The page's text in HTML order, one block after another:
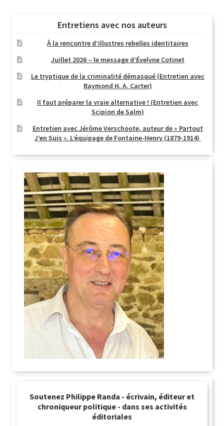
Entretiens avec nos auteurs
À la rencontre d’illustres rebelles identitaires
Juillet 2026 – le message d’Évelyne Cotinet
Le tryptique de la criminalité démasqué (Entretien avec
Raymond H. A. Carter)
Il faut préparer la vraie alternative ! (Entretien avec
Scipion de Salm)
Entretien avec Jérôme Verschoote, auteur de « Partout
J’en Suis ». L’équipage de Fontaine-Henry (1879-1914)
Soutenez Philippe Randa - écrivain, éditeur et
chroniqueur politique - dans ses activités
éditoriales